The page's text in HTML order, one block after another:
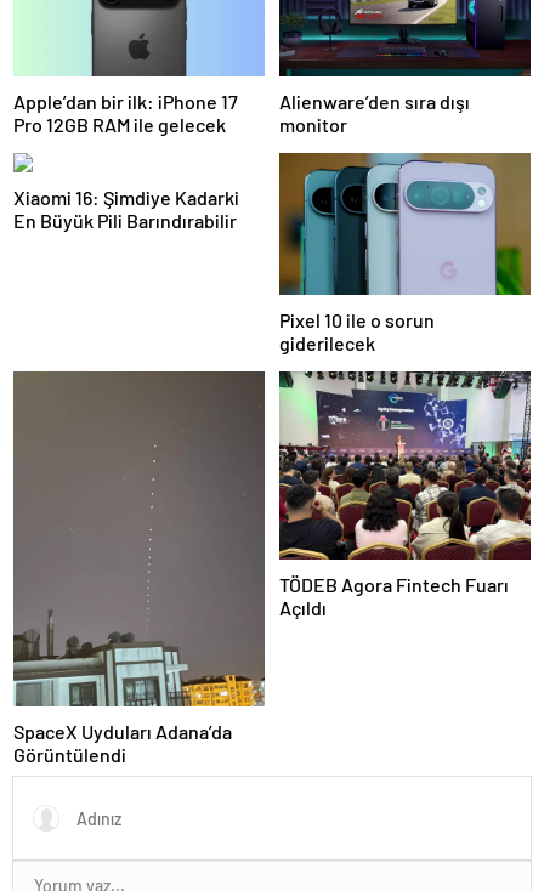
Apple’dan bir ilk: iPhone 17
Pro 12GB RAM ile gelecek
Alienware’den sıra dışı
monitor
Xiaomi 16: Şimdiye Kadarki
En Büyük Pili Barındırabilir
Pixel 10 ile o sorun
giderilecek
SpaceX Uyduları Adana’da
Görüntülendi
TÖDEB Agora Fintech Fuarı
Açıldı